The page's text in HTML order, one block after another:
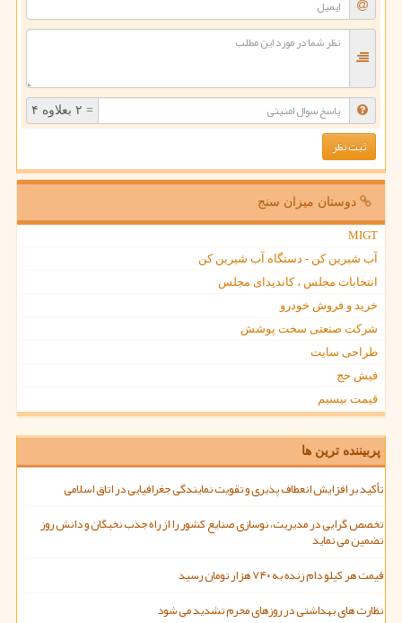
= ۲ بعلاوه ۴
دوستان میزان سنج
MIGT
آب شیرین کن - دستگاه آب شیرین کن
انتخابات مجلس ، کاندیدای مجلس
خرید و فروش خودرو
شرکت صنعتی سخت پوشش
طراحی سایت
فیش حج
قیمت بیسیم
پربیننده ترین ها
تأکید بر افزایش انعطاف پذیری و تقویت نمایندگی جغرافیایی در اتاق اسلامی
تخصص گرایی در مدیریت، نوسازی صنایع کشور را از راه جذب نخبگان و دانش روز
تضمین می نماید
قیمت هر کیلو دام زنده به ۷۴۰ هزار تومان رسید
نظارت های بهداشتی در روزهای محرم تشدید می شود